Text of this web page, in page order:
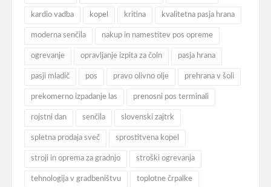
kardio vadba kopel kritina kvalitetna pasja hrana
moderna senčila nakup in namestitev pos opreme
ogrevanje opravljanje izpita za čoln pasja hrana
pasji mladič pos pravo olivno olje prehrana v šoli
prekomerno izpadanje las prenosni pos terminali
rojstni dan senčila slovenski zajtrk
spletna prodaja sveč sprostitvena kopel
stroji in oprema za gradnjo stroški ogrevanja
tehnologija v gradbeništvu toplotne črpalke